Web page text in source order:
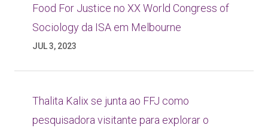
Food For Justice no XX World Congress of
Sociology da ISA em Melbourne
JUL 3, 2023
Thalita Kalix se junta ao FFJ como
pesquisadora visitante para explorar o